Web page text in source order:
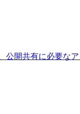
開共有に必要な